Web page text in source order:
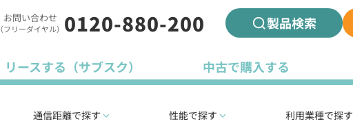
お問い合わせ
（フリーダイヤル） 0120-880-200 製品検索
リースする（サブスク） 中古で購入する
通信距離で探す 性能で探す 利用業種で探す